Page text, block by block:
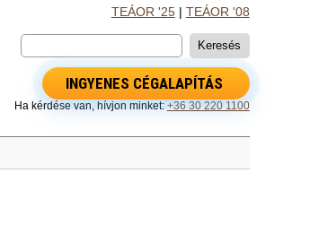
TEÁOR '25| TEÁOR '08
INGYENES CÉGALAPÍTÁS
Ha kérdése van, hívjon minket: +36 30 220 1100